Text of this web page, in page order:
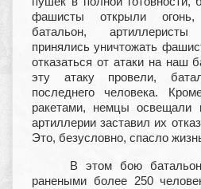
фашисты открыли огонь,
батальон,
принялись уничтожать
отказаться от атаки на наш
эту атаку провели,
последнего человека.
ракетами, немцы
артиллерии заставил их
Это, безусловно, спасло
В этом бою
ранеными более 250